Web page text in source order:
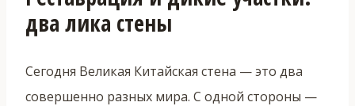
два лика стены
Сегодня Великая Китайская стена — это два
совершенно разных мира. С одной стороны —